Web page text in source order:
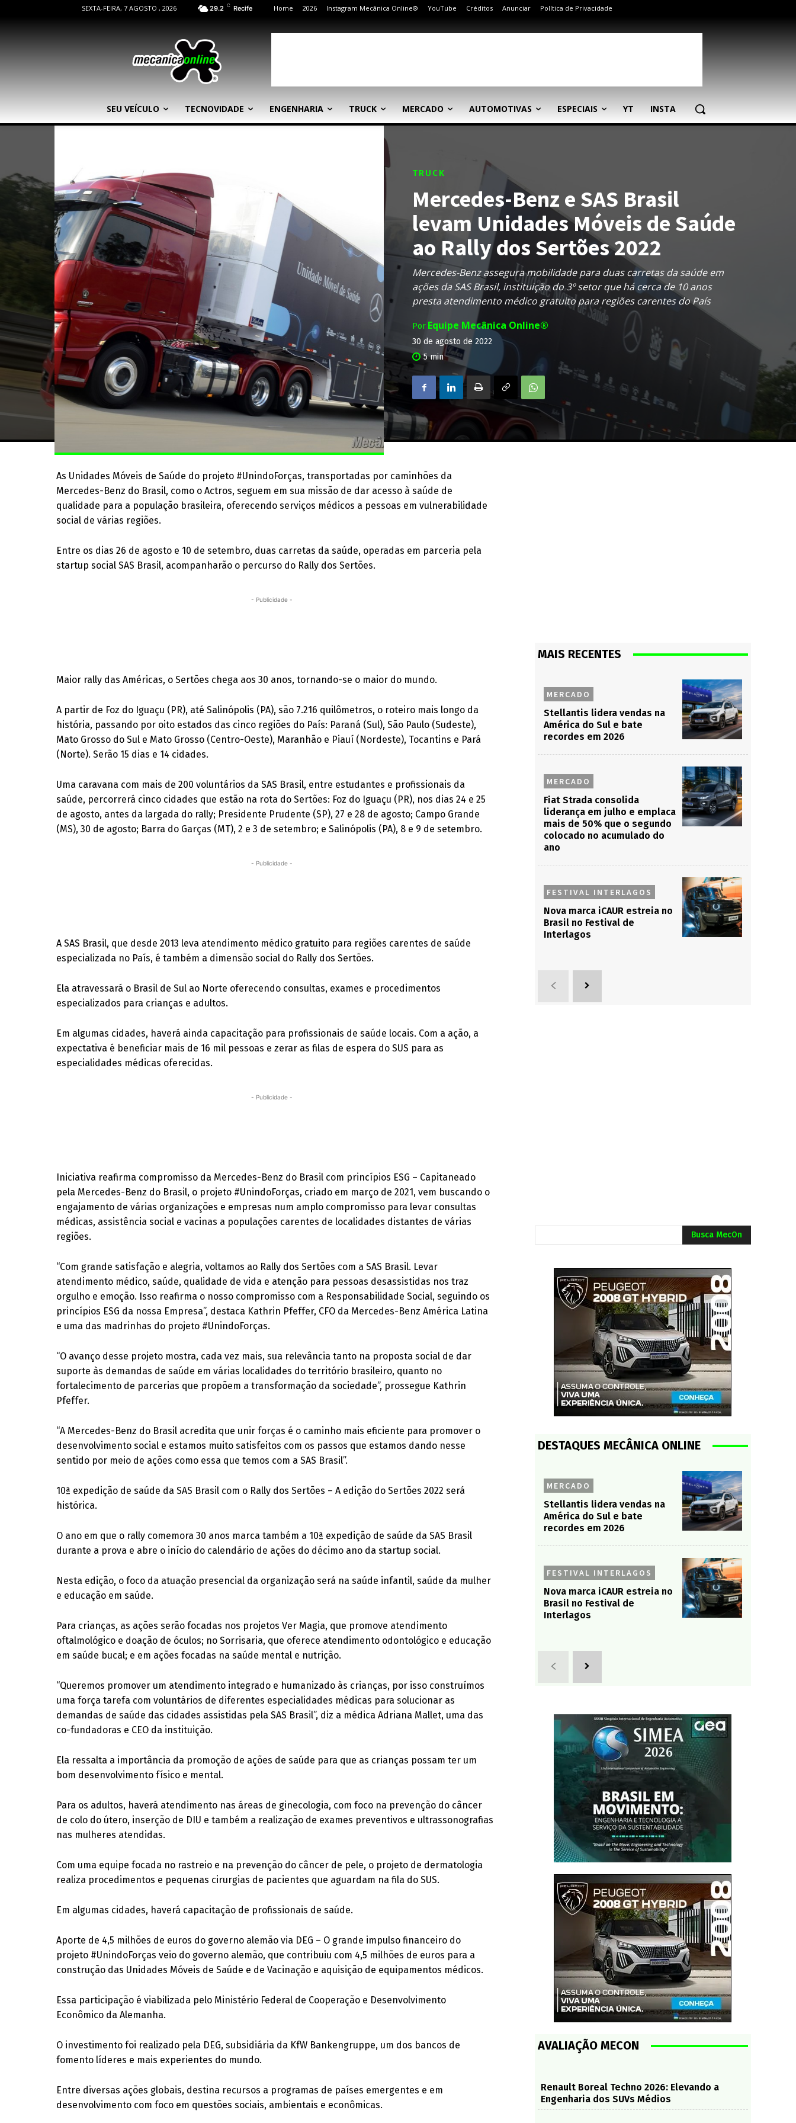
SEXTA-FEIRA, 7 AGOSTO , 2026 29.2 C Recife Home 2026 Instagram Mecânica Online® YouTube Créditos Anunciar Política de Privacidade
SEU VEÍCULO TECNOVIDADE ENGENHARIA TRUCK MERCADO AUTOMOTIVAS ESPECIAIS YT INSTA
TRUCK
Mercedes-Benz e SAS Brasil
levam Unidades Móveis de Saúde
ao Rally dos Sertões 2022
Mercedes-Benz assegura mobilidade para duas carretas da saúde em
ações da SAS Brasil, instituição do 3º setor que há cerca de 10 anos
presta atendimento médico gratuito para regiões carentes do País
Por Equipe Mecânica Online®
30 de agosto de 2022
5min
As Unidades Móveis de Saúde do projeto #UnindoForças, transportadas por caminhões da
Mercedes-Benz do Brasil, como o Actros, seguem em sua missão de dar acesso à saúde de
qualidade para a população brasileira, oferecendo serviços médicos a pessoas em vulnerabilidade
social de várias regiões.
Entre os dias 26 de agosto e 10 de setembro, duas carretas da saúde, operadas em parceria pela
startup social SAS Brasil, acompanharão o percurso do Rally dos Sertões.
- Publicidade -
Maior rally das Américas, o Sertões chega aos 30 anos, tornando-se o maior do mundo.
A partir de Foz do Iguaçu (PR), até Salinópolis (PA), são 7.216 quilômetros, o roteiro mais longo da
história, passando por oito estados das cinco regiões do País: Paraná (Sul), São Paulo (Sudeste),
Mato Grosso do Sul e Mato Grosso (Centro-Oeste), Maranhão e Piauí (Nordeste), Tocantins e Pará
(Norte). Serão 15 dias e 14 cidades.
Uma caravana com mais de 200 voluntários da SAS Brasil, entre estudantes e profissionais da
saúde, percorrerá cinco cidades que estão na rota do Sertões: Foz do Iguaçu (PR), nos dias 24 e 25
de agosto, antes da largada do rally; Presidente Prudente (SP), 27 e 28 de agosto; Campo Grande
(MS), 30 de agosto; Barra do Garças (MT), 2 e 3 de setembro; e Salinópolis (PA), 8 e 9 de setembro.
- Publicidade -
A SAS Brasil, que desde 2013 leva atendimento médico gratuito para regiões carentes de saúde
especializada no País, é também a dimensão social do Rally dos Sertões.
Ela atravessará o Brasil de Sul ao Norte oferecendo consultas, exames e procedimentos
especializados para crianças e adultos.
Em algumas cidades, haverá ainda capacitação para profissionais de saúde locais. Com a ação, a
expectativa é beneficiar mais de 16 mil pessoas e zerar as filas de espera do SUS para as
especialidades médicas oferecidas.
- Publicidade -
Iniciativa reafirma compromisso da Mercedes-Benz do Brasil com princípios ESG – Capitaneado
pela Mercedes-Benz do Brasil, o projeto #UnindoForças, criado em março de 2021, vem buscando o
engajamento de várias organizações e empresas num amplo compromisso para levar consultas
médicas, assistência social e vacinas a populações carentes de localidades distantes de várias
regiões.
“Com grande satisfação e alegria, voltamos ao Rally dos Sertões com a SAS Brasil. Levar
atendimento médico, saúde, qualidade de vida e atenção para pessoas desassistidas nos traz
orgulho e emoção. Isso reafirma o nosso compromisso com a Responsabilidade Social, seguindo os
princípios ESG da nossa Empresa”, destaca Kathrin Pfeffer, CFO da Mercedes-Benz América Latina
e uma das madrinhas do projeto #UnindoForças.
“O avanço desse projeto mostra, cada vez mais, sua relevância tanto na proposta social de dar
suporte às demandas de saúde em várias localidades do território brasileiro, quanto no
fortalecimento de parcerias que propõem a transformação da sociedade”, prossegue Kathrin
Pfeffer.
“A Mercedes-Benz do Brasil acredita que unir forças é o caminho mais eficiente para promover o
desenvolvimento social e estamos muito satisfeitos com os passos que estamos dando nesse
sentido por meio de ações como essa que temos com a SAS Brasil”.
10ª expedição de saúde da SAS Brasil com o Rally dos Sertões – A edição do Sertões 2022 será
histórica.
O ano em que o rally comemora 30 anos marca também a 10ª expedição de saúde da SAS Brasil
durante a prova e abre o início do calendário de ações do décimo ano da startup social.
Nesta edição, o foco da atuação presencial da organização será na saúde infantil, saúde da mulher
e educação em saúde.
Para crianças, as ações serão focadas nos projetos Ver Magia, que promove atendimento
oftalmológico e doação de óculos; no Sorrisaria, que oferece atendimento odontológico e educação
em saúde bucal; e em ações focadas na saúde mental e nutrição.
“Queremos promover um atendimento integrado e humanizado às crianças, por isso construímos
uma força tarefa com voluntários de diferentes especialidades médicas para solucionar as
demandas de saúde das cidades assistidas pela SAS Brasil”, diz a médica Adriana Mallet, uma das
co-fundadoras e CEO da instituição.
Ela ressalta a importância da promoção de ações de saúde para que as crianças possam ter um
bom desenvolvimento físico e mental.
Para os adultos, haverá atendimento nas áreas de ginecologia, com foco na prevenção do câncer
de colo do útero, inserção de DIU e também a realização de exames preventivos e ultrassonografias
nas mulheres atendidas.
Com uma equipe focada no rastreio e na prevenção do câncer de pele, o projeto de dermatologia
realiza procedimentos e pequenas cirurgias de pacientes que aguardam na fila do SUS.
Em algumas cidades, haverá capacitação de profissionais de saúde.
Aporte de 4,5 milhões de euros do governo alemão via DEG – O grande impulso financeiro do
projeto #UnindoForças veio do governo alemão, que contribuiu com 4,5 milhões de euros para a
construção das Unidades Móveis de Saúde e de Vacinação e aquisição de equipamentos médicos.
Essa participação é viabilizada pelo Ministério Federal de Cooperação e Desenvolvimento
Econômico da Alemanha.
O investimento foi realizado pela DEG, subsidiária da KfW Bankengruppe, um dos bancos de
fomento líderes e mais experientes do mundo.
Entre diversas ações globais, destina recursos a programas de países emergentes e em
desenvolvimento com foco em questões sociais, ambientais e econômicas.
MAIS RECENTES
MERCADO
Stellantis lidera vendas na
América do Sul e bate
recordes em 2026
MERCADO
Fiat Strada consolida
liderança em julho e emplaca
mais de 50% que o segundo
colocado no acumulado do
ano
FESTIVAL INTERLAGOS
Nova marca iCAUR estreia no
Brasil no Festival de
Interlagos
Busca MecOn
DESTAQUES MECÂNICA ONLINE
MERCADO
Stellantis lidera vendas na
América do Sul e bate
recordes em 2026
FESTIVAL INTERLAGOS
Nova marca iCAUR estreia no
Brasil no Festival de
Interlagos
AVALIAÇÃO MECON
Renault Boreal Techno 2026: Elevando a
Engenharia dos SUVs Médios